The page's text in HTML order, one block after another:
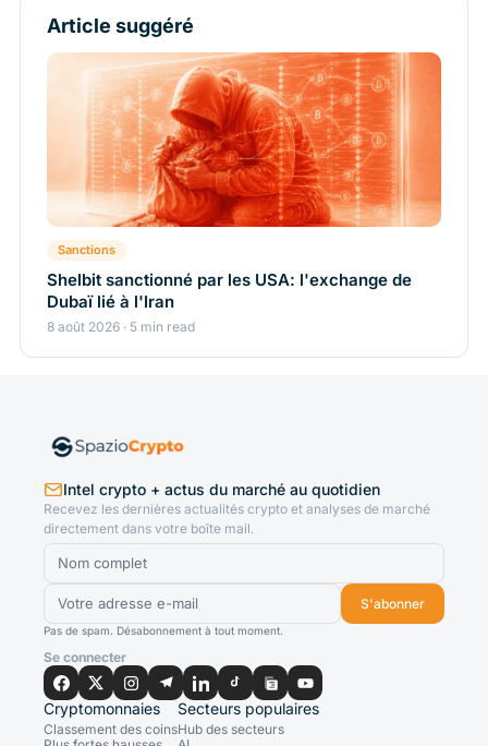
Article suggéré
Sanctions
Shelbit sanctionné par les USA: l'exchange de
Dubaï lié à l'Iran
8 août 2026 · 5 min read
Intel crypto + actus du marché au quotidien
Recevez les dernières actualités crypto et analyses de marché
directement dans votre boîte mail.
S'abonner
Pas de spam. Désabonnement à tout moment.
Se connecter
Cryptomonnaies
Classement des coins
Secteurs populaires
Hub des secteurs